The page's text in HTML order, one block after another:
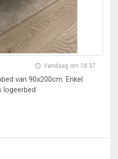
Vandaag om 18:37
van 90x200cm. Enkel
logeerbed.